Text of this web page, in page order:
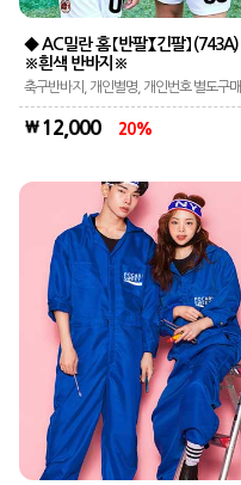
◆ AC밀란 홈 【반팔】【긴팔】 (743A)
※흰색 반바지※
축구반바지, 개인별명, 개인번호 별도구매
12,000 20